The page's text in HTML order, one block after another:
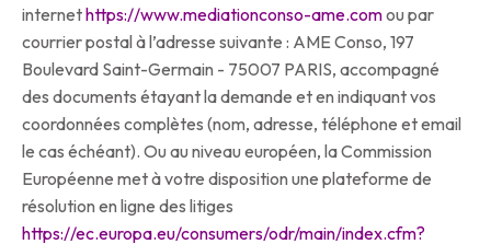
internethttps://www.mediationconso-ame.comou par
courrier postal à l’adresse suivante : AME Conso, 197
Boulevard Saint-Germain - 75007 PARIS, accompagné
des documents étayant la demande et en indiquant vos
coordonnées complètes (nom, adresse, téléphone et email
le cas échéant). Ou au niveau européen, la Commission
Européenne met à votre disposition une plateforme de
résolution en ligne des litiges
https://ec.europa.eu/consumers/odr/main/index.cfm?